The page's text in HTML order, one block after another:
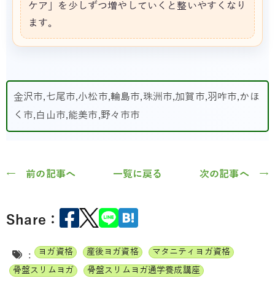
ケア」を少しずつ増やしていくと整いやすくなり
ます。
金沢市,七尾市,小松市,輪島市,珠洲市,加賀市,羽咋市,かほ
く市,白山市,能美市,野々市市
← 前の記事へ 一覧に戻る 次の記事へ →
Share：
: ヨガ資格 産後ヨガ資格
マタニティヨガ資格
骨盤スリムヨガ
骨盤スリムヨガ通学養成講座